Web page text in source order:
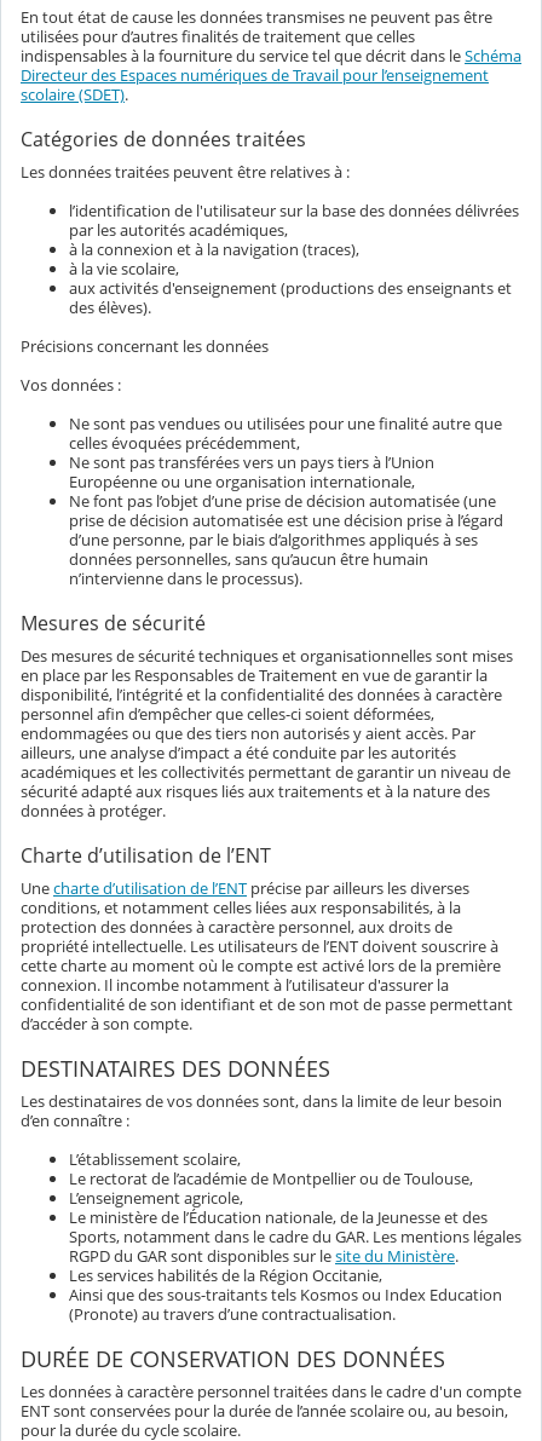
En tout état de cause les données transmises ne peuvent pas être
utilisées pour d’autres finalités de traitement que celles
indispensables à la fourniture du service tel que décrit dans leSchéma
Directeur des Espaces numériques de Travail pour l’enseignement
scolaire (SDET).
Catégories de données traitées
Les données traitées peuvent être relatives à :
l’identification de l'utilisateur sur la base des données délivrées
par les autorités académiques,
à la connexion et à la navigation (traces),
à la vie scolaire,
aux activités d'enseignement (productions des enseignants et
des élèves).
Précisions concernant les données
Vos données :
Ne sont pas vendues ou utilisées pour une finalité autre que
celles évoquées précédemment,
Ne sont pas transférées vers un pays tiers à l’Union
Européenne ou une organisation internationale,
Ne font pas l’objet d’une prise de décision automatisée (une
prise de décision automatisée est une décision prise à l’égard
d’une personne, par le biais d’algorithmes appliqués à ses
données personnelles, sans qu’aucun être humain
n’intervienne dans le processus).
Mesures de sécurité
Des mesures de sécurité techniques et organisationnelles sont mises
en place par les Responsables de Traitement en vue de garantir la
disponibilité, l’intégrité et la confidentialité des données à caractère
personnel afin d’empêcher que celles-ci soient déformées,
endommagées ou que des tiers non autorisés y aient accès. Par
ailleurs, une analyse d’impact a été conduite par les autorités
académiques et les collectivités permettant de garantir un niveau de
sécurité adapté aux risques liés aux traitements et à la nature des
données à protéger.
Charte d’utilisation de l’ENT
Unecharte d’utilisation de l’ENT précise par ailleurs les diverses
conditions, et notamment celles liées aux responsabilités, à la
protection des données à caractère personnel, aux droits de
propriété intellectuelle. Les utilisateurs de l’ENT doivent souscrire à
cette charte au moment où le compte est activé lors de la première
connexion. Il incombe notamment à l’utilisateur d'assurer la
confidentialité de son identifiant et de son mot de passe permettant
d’accéder à son compte.
DESTINATAIRES DES DONNÉES
Les destinataires de vos données sont, dans la limite de leur besoin
d’en connaître :
L’établissement scolaire,
Le rectorat de l’académie de Montpellier ou de Toulouse,
L’enseignement agricole,
Le ministère de l’Éducation nationale, de la Jeunesse et des
Sports, notamment dans le cadre du GAR. Les mentions légales
RGPD du GAR sont disponibles sur lesite du Ministère.
Les services habilités de la Région Occitanie,
Ainsi que des sous-traitants tels Kosmos ou Index Education
(Pronote) au travers d’une contractualisation.
DURÉE DE CONSERVATION DES DONNÉES
Les données à caractère personnel traitées dans le cadre d'un compte
ENT sont conservées pour la durée de l’année scolaire ou, au besoin,
pour la durée du cycle scolaire.